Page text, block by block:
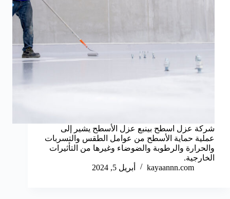
شركة عزل اسطح بينبع عزل الأسطح يشير إلى
عملية حماية الأسطح من عوامل الطقس والتسربات
والحرارة والرطوبة والضوضاء وغيرها من التأثيرات
الخارجية.
kayaannn.com
أبريل 5, 2024